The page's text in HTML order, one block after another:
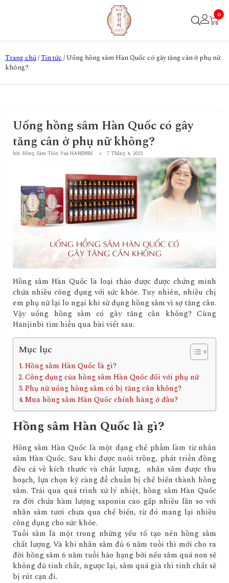
0
Trang chủ/Tin tức/ Uống hồng sâm Hàn Quốc có gây tăng cân ở phụ nữ
không?
Uống hồng sâm Hàn Quốc có gây
tăng cân ở phụ nữ không?
bởi: Hồng Sâm Tiến Vua HANJINBI 7 Tháng 4, 2023
Hồng sâm Hàn Quốc là loại thảo dược được chứng minh
chứa nhiều công dụng với sức khỏe. Tuy nhiên, nhiều chị
em phụ nữ lại lo ngại khi sử dụng hồng sâm vì sợ tăng cân.
Vậy uống hồng sâm có gây tăng cân không? Cùng
Hanjinbi tìm hiểu qua bài viết sau.
Mục lục
Hồng sâm Hàn Quốc là gì?
Công dụng của hồng sâm Hàn Quốc đối với phụ nữ
Phụ nữ uống hồng sâm có bị tăng cân không?
Mua hồng sâm Hàn Quốc chính hãng ở đâu?
Hồng sâm Hàn Quốc là gì?
Hồng sâm Hàn Quốc là một dạng chế phẩm làm từ nhân
sâm Hàn Quốc. Sau khi được nuôi trồng, phát triển đồng
đều cả về kích thước và chất lượng, nhân sâm được thu
hoạch, lựa chọn kỹ càng để chuẩn bị chế biến thành hồng
sâm. Trải qua quá trình xử lý nhiệt, hồng sâm Hàn Quốc
ra đời chứa hàm lượng saponin cao gấp nhiều lần so với
nhân sâm tươi chưa qua chế biến, từ đó mang lại nhiều
công dụng cho sức khỏe.
Tuổi sâm là một trong những yếu tố tạo nên hồng sâm
chất lượng. Và khi nhân sâm đủ 6 năm tuổi thì mới cho ra
đời hồng sâm 6 năm tuổi hảo hạng bởi nếu sâm quá non sẽ
không đủ tinh chất, ngược lại, sâm quá già thì tinh chất sẽ
bị rút cạn đi.